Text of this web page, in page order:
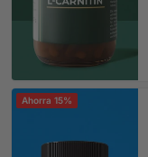
Ahorra 15%